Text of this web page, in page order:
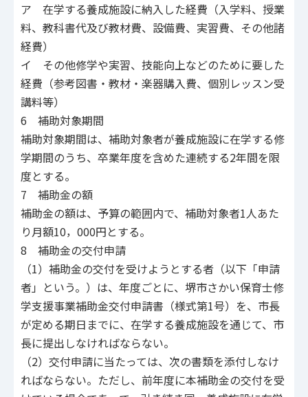
ア 在学する養成施設に納入した経費（入学料、授業
料、教科書代及び教材費、設備費、実習費、その他諸
経費）
イ その他修学や実習、技能向上などのために要した
経費（参考図書・教材・楽器購入費、個別レッスン受
講料等）
6 補助対象期間
補助対象期間は、補助対象者が養成施設に在学する修
学期間のうち、卒業年度を含めた連続する2年間を限
度とする。
7 補助金の額
補助金の額は、予算の範囲内で、補助対象者1人あた
り月額10，000円とする。
8 補助金の交付申請
（1）補助金の交付を受けようとする者（以下「申請
者」という。）は、年度ごとに、堺市さかい保育士修
学支援事業補助金交付申請書（様式第1号）を、市長
が定める期日までに、在学する養成施設を通じて、市
長に提出しなければならない。
（2）交付申請に当たっては、次の書類を添付しなけ
ればならない。ただし、前年度に本補助金の交付を受